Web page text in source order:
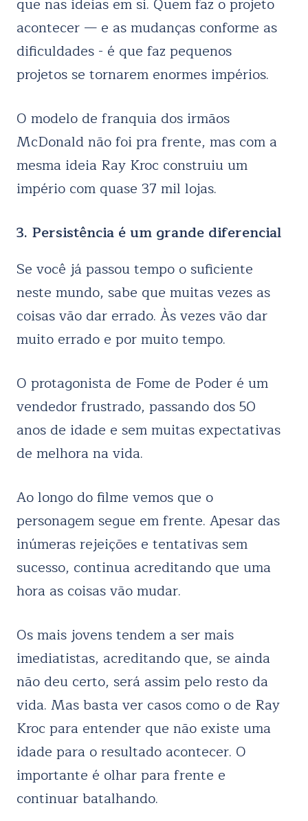
acontecer — e as mudanças conforme as
dificuldades - é que faz pequenos
projetos se tornarem enormes impérios.
O modelo de franquia dos irmãos
McDonald não foi pra frente, mas com a
mesma ideia Ray Kroc construiu um
império com quase 37 mil lojas.
3. Persistência é um grande diferencial
Se você já passou tempo o suficiente
neste mundo, sabe que muitas vezes as
coisas vão dar errado. Às vezes vão dar
muito errado e por muito tempo.
O protagonista de Fome de Poder é um
vendedor frustrado, passando dos 50
anos de idade e sem muitas expectativas
de melhora na vida.
Ao longo do filme vemos que o
personagem segue em frente. Apesar das
inúmeras rejeições e tentativas sem
sucesso, continua acreditando que uma
hora as coisas vão mudar.
Os mais jovens tendem a ser mais
imediatistas, acreditando que, se ainda
não deu certo, será assim pelo resto da
vida. Mas basta ver casos como o de Ray
Kroc para entender que não existe uma
idade para o resultado acontecer. O
importante é olhar para frente e
continuar batalhando.